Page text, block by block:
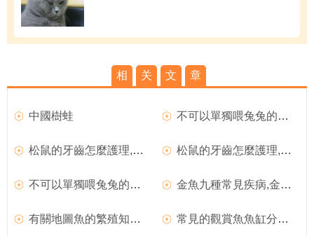
相 关 文 章
中國樹蛙 不可以單獨喂兔兔的食物,寵物兔兔常見食物優劣分析
松鼠的牙齒怎麼護理,寵物松鼠的常見疾病有哪些 松鼠的牙齒怎麼護理,寵物松鼠的常見疾病有哪些
不可以單獨喂兔兔的食物,寵物兔兔常見食物優劣分析 金魚九種常見疾病,金魚常見之疾病
有關地圖魚的繁殖知識介紹,地圖魚有哪些常見病 常見的觀賞魚魚缸分類,如何科學地養殖觀賞魚